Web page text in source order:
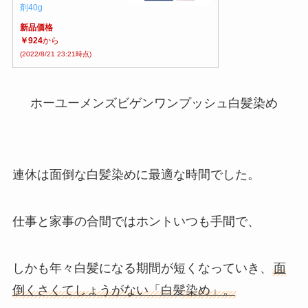
剤40g
新品価格
￥924から
(2022/8/21 23:21時点)
ホーユーメンズビゲンワンプッシュ白髪染め
連休は面倒な白髪染めに最適な時間でした。
仕事と家事の合間ではホントいつも手間で、
しかも年々白髪になる期間が短くなっていき、 面
倒くさくてしょうがない「白髪染め」。